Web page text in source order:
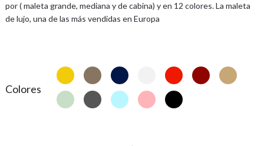
por ( maleta grande, mediana y de cabina) y en 12 colores. La maleta
de lujo, una de las más vendidas en Europa
Colores